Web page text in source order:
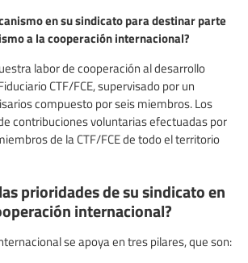
en su sindicato para destinar parte
a la cooperación internacional?
labor de cooperación al desarrollo
CTF/FCE, supervisado por un
compuesto por seis miembros. Los
contribuciones voluntarias efectuadas por
de la CTF/FCE de todo el territorio
prioridades de su sindicato en
internacional?
se apoya en tres pilares, que son: